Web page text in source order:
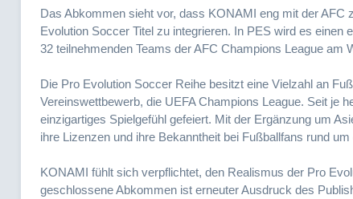
Das Abkommen sieht vor, dass KONAMI eng mit der
Evolution Soccer Titel zu integrieren. In PES wird es einen
32 teilnehmenden Teams der AFC Champions League am
Die Pro Evolution Soccer Reihe besitzt eine Vielzahl an
Vereinswettbewerb, die UEFA Champions League. Seit je
einzigartiges Spielgefühl gefeiert. Mit der Ergänzung um
ihre Lizenzen und ihre Bekanntheit bei Fußballfans rund
KONAMI fühlt sich verpflichtet, den Realismus der Pro
geschlossene Abkommen ist erneuter Ausdruck des